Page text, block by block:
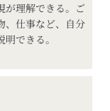
が理解できる。ご
、仕事など、自分
できる。